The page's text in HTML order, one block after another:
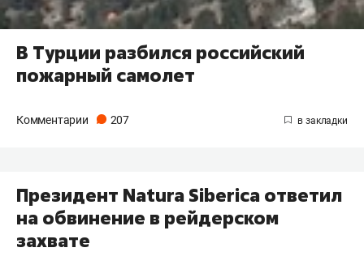
В Турции разбился российский
пожарный самолет
Комментарии 207
Президент Natura Siberica ответил
на обвинение в рейдерском
захвате